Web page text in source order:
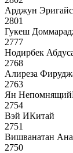
Арджун
2801
Гукеш
2777
Нодирбек
2768
Алиреза
2763
Ян Непомнящий
2754
Вэй ИКитай
2751
Вишванатан
2750